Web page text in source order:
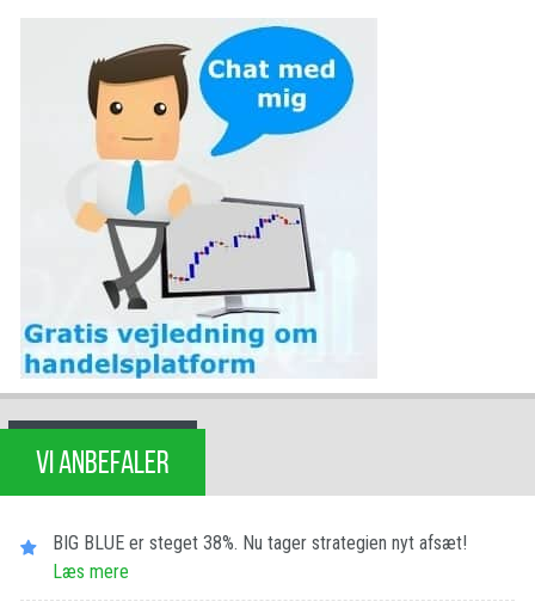
VI ANBEFALER
BIG BLUE er steget 38%. Nu tager strategien nyt afsæt!
Læs mere